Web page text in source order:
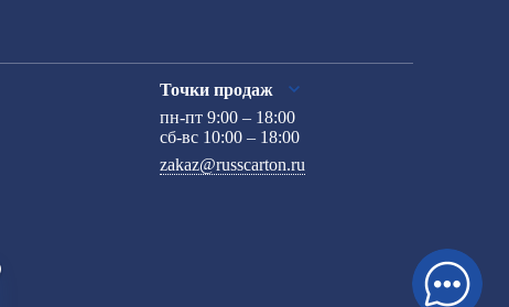
Точки продаж
пн-пт 9:00 – 18:00
сб-вс 10:00 – 18:00
zakaz@russcarton.ru